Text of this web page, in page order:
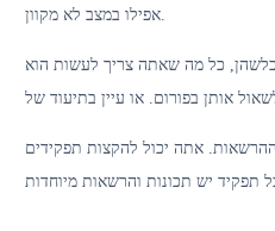
כל מה שאתה צריך לעשות הוא
אתה יכול להקצות תפקידים